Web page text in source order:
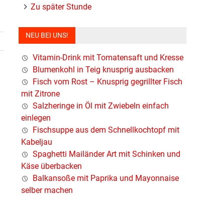
Zu später Stunde
NEU BEI UNS!
Vitamin-Drink mit Tomatensaft und Kresse
Blumenkohl in Teig knusprig ausbacken
Fisch vom Rost – Knusprig gegrillter Fisch
mit Zitrone
Salzheringe in Öl mit Zwiebeln einfach
einlegen
Fischsuppe aus dem Schnellkochtopf mit
Kabeljau
Spaghetti Mailänder Art mit Schinken und
Käse überbacken
Balkansoße mit Paprika und Mayonnaise
selber machen